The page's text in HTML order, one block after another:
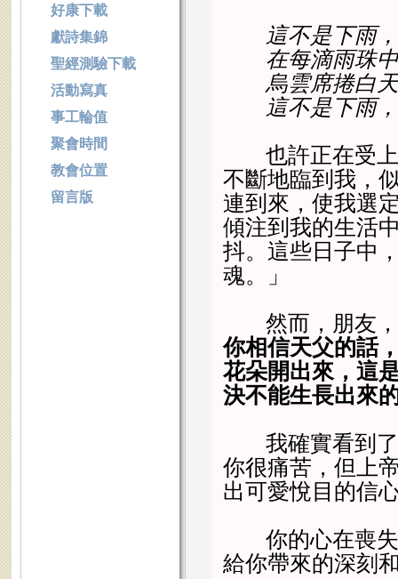
這不是下雨
在每滴雨珠中
烏雲席捲白天
這不是下雨，
也許正在受上
不斷地臨到我，
連到來，使我選
傾注到我的生活
抖。這些日子中
魂。」
然而，朋友，
你相信天父的話
花朵開出來，這
決不能生長出來
我確實看到了
你很痛苦，但上
出可愛悅目的信
你的心在喪失
給你帶來的深刻
好康下載
獻詩集錦
聖經測驗下載
活動寫真
事工輪值
聚會時間
教會位置
留言版